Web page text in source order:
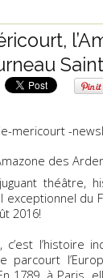
des
théâtre,
du
2016!
l’histoire
parcourt